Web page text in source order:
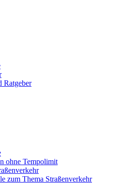
Ratgeber
ohne Tempolimit
zum Thema Straßenverkehr